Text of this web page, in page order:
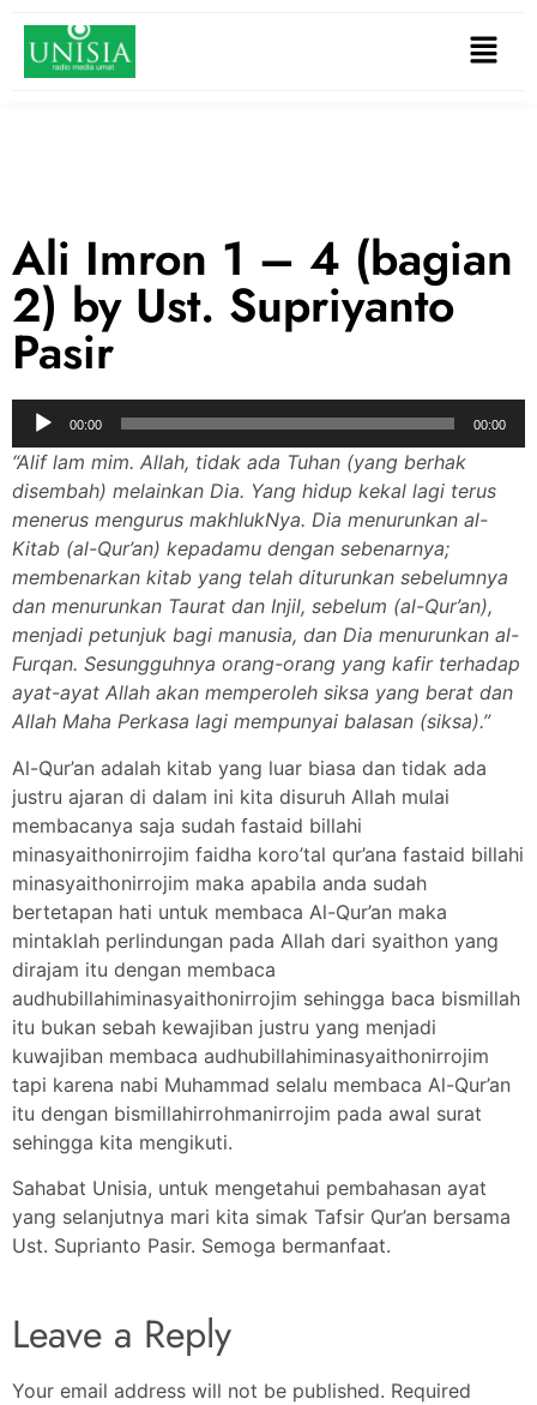
Ali Imron 1 – 4 (bagian
2) by Ust. Supriyanto
Pasir
Audio
Player
00:00 00:00
“Alif lam mim. Allah, tidak ada Tuhan (yang berhak
disembah) melainkan Dia. Yang hidup kekal lagi terus
menerus mengurus makhlukNya. Dia menurunkan al-
Kitab (al-Qur’an) kepadamu dengan sebenarnya;
membenarkan kitab yang telah diturunkan sebelumnya
dan menurunkan Taurat dan Injil, sebelum (al-Qur’an),
menjadi petunjuk bagi manusia, dan Dia menurunkan al-
Furqan. Sesungguhnya orang-orang yang kafir terhadap
ayat-ayat Allah akan memperoleh siksa yang berat dan
Allah Maha Perkasa lagi mempunyai balasan (siksa).”
Al-Qur’an adalah kitab yang luar biasa dan tidak ada
justru ajaran di dalam ini kita disuruh Allah mulai
membacanya saja sudah fastaid billahi
minasyaithonirrojim faidha koro’tal qur’ana fastaid billahi
minasyaithonirrojim maka apabila anda sudah
bertetapan hati untuk membaca Al-Qur’an maka
mintaklah perlindungan pada Allah dari syaithon yang
dirajam itu dengan membaca
audhubillahiminasyaithonirrojim sehingga baca bismillah
itu bukan sebah kewajiban justru yang menjadi
kuwajiban membaca audhubillahiminasyaithonirrojim
tapi karena nabi Muhammad selalu membaca Al-Qur’an
itu dengan bismillahirrohmanirrojim pada awal surat
sehingga kita mengikuti.
Sahabat Unisia, untuk mengetahui pembahasan ayat
yang selanjutnya mari kita simak Tafsir Qur’an bersama
Ust. Suprianto Pasir. Semoga bermanfaat.
Leave a Reply
Your email address will not be published. Required